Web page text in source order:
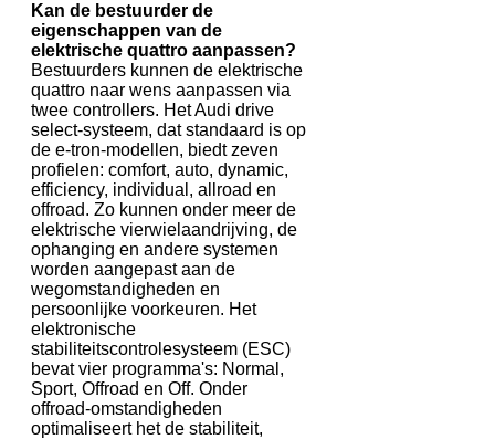
Kan de bestuurder de
eigenschappen van de
elektrische quattro aanpassen?
Bestuurders kunnen de elektrische
quattro naar wens aanpassen via
twee controllers. Het Audi drive
select-systeem, dat standaard is op
de e-tron-modellen, biedt zeven
profielen: comfort, auto, dynamic,
efficiency, individual, allroad en
offroad. Zo kunnen onder meer de
elektrische vierwielaandrijving, de
ophanging en andere systemen
worden aangepast aan de
wegomstandigheden en
persoonlijke voorkeuren. Het
elektronische
stabiliteitscontrolesysteem (ESC)
bevat vier programma's: Normal,
Sport, Offroad en Off. Onder
offroad-omstandigheden
optimaliseert het de stabiliteit,